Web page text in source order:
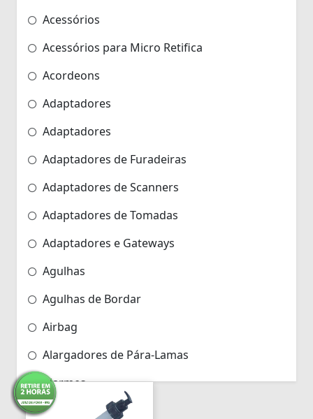
Acessórios
Acessórios para Micro Retifica
Acordeons
Adaptadores
Adaptadores
Adaptadores de Furadeiras
Adaptadores de Scanners
Adaptadores de Tomadas
Adaptadores e Gateways
Agulhas
Agulhas de Bordar
Airbag
Alargadores de Pára-Lamas
Alarmes
Alarmes para Motos